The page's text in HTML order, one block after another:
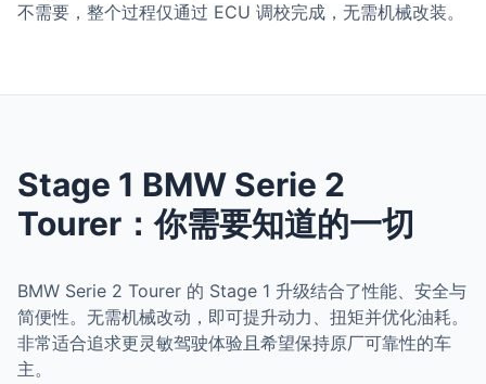
不需要，整个过程仅通过 ECU 调校完成，无需机械改装。
Stage 1 BMW Serie 2
Tourer：你需要知道的一切
BMW Serie 2 Tourer 的 Stage 1 升级结合了性能、安全与
简便性。无需机械改动，即可提升动力、扭矩并优化油耗。
非常适合追求更灵敏驾驶体验且希望保持原厂可靠性的车
主。